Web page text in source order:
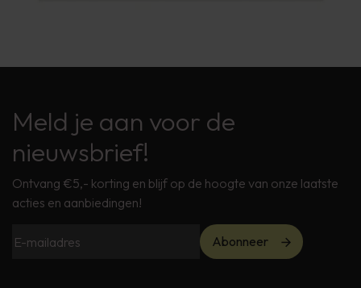
Meld je aan voor de
nieuwsbrief!
Ontvang €5,- korting en blijf op de hoogte van onze laatste
acties en aanbiedingen!
Abonneer